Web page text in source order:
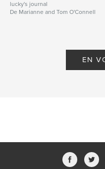
lucky's journal
De Marianne and Tom O'Connell
EN